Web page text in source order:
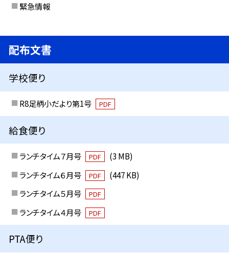
緊急情報
配布文書
学校便り
R8足柄小だより第1号 PDF
給食便り
ランチタイム７月号 PDF
(3 MB)
ランチタイム６月号
PDF
(447 KB)
ランチタイム５月号
PDF
ランチタイム４月号 PDF
PTA便り